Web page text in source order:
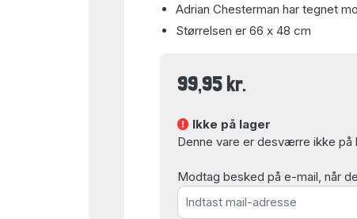
Adrian Chesterman har tegnet
Størrelsen er 66 x 48 cm
99,95 kr.
Ikke på lager
Denne vare er desværre ikke på
Modtag besked på e-mail, når